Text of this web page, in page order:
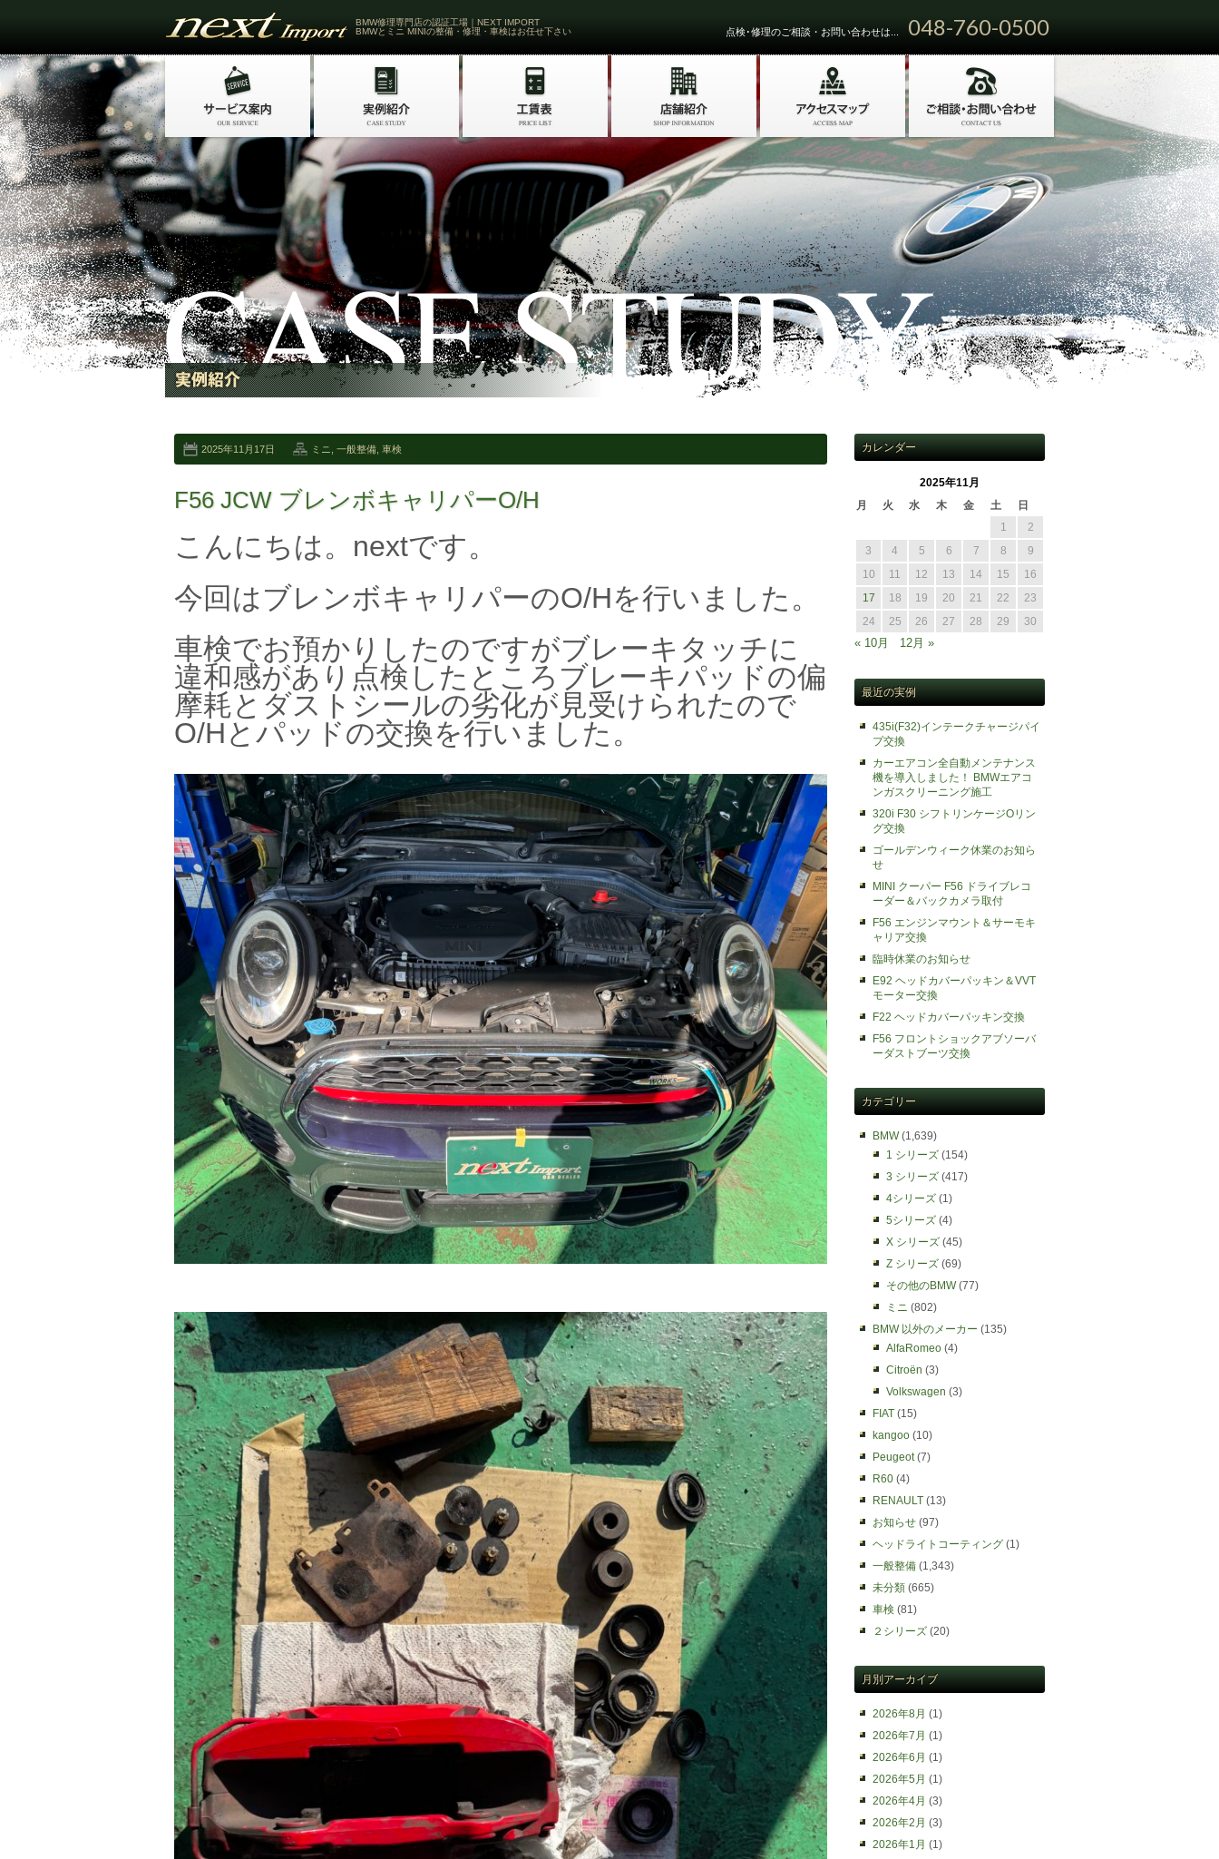
BMW修理専門店の認証工場｜NEXT IMPORT
BMWとミニ MINIの整備・修理・車検はお任せ下さい
点検･修理のご相談・お問い合わせは... 048-760-0500
2025年11月17日 ミニ 一般整備 車検
F56 JCW ブレンボキャリパーO/H
こんにちは。nextです。
今回はブレンボキャリパーのO/Hを行いました。
車検でお預かりしたのですがブレーキタッチに
違和感があり点検したところブレーキパッドの偏
摩耗とダストシールの劣化が見受けられたので
O/Hとパッドの交換を行いました。
カレンダー
2025年11月
月
火 水 木 金 土
日
1
2
3
4 5 6 7 8
9
10
11 12 13 14 15
16
17
18 19 20 21 22
23
24
25 26 27 28 29 30
« 10月 12月 »
最近の実例
435i(F32)インテークチャージパイ
プ交換
カーエアコン全自動メンテナンス
機を導入しました！ BMWエアコ
ンガスクリーニング施工
320i F30 シフトリンケージOリン
グ交換
ゴールデンウィーク休業のお知ら
せ
MINI クーパー F56 ドライブレコ
ーダー＆バックカメラ取付
F56 エンジンマウント＆サーモキ
ャリア交換
臨時休業のお知らせ
E92 ヘッドカバーパッキン＆VVT
モーター交換
F22 ヘッドカバーパッキン交換
F56 フロントショックアブソーバ
ーダストブーツ交換
カテゴリー
BMW(1,639)
1 シリーズ (154)
3 シリーズ (417)
4シリーズ (1)
5シリーズ (4)
X シリーズ (45)
Z シリーズ (69)
その他のBMW(77)
ミニ (802)
BMW 以外のメーカー (135)
AlfaRomeo (4)
Citroën (3)
Volkswagen (3)
FIAT (15)
kangoo (10)
Peugeot(7)
R60 (4)
RENAULT (13)
お知らせ (97)
ヘッドライトコーティング (1)
一般整備 (1,343)
未分類 (665)
車検 (81)
２シリーズ (20)
月別アーカイブ
2026年8月 (1)
2026年7月 (1)
2026年6月 (1)
2026年5月 (1)
2026年4月 (3)
2026年2月 (3)
2026年1月 (1)